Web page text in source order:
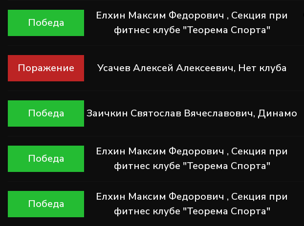
Победа
Елхин Максим Федорович , Секция при
фитнес клубе "Теорема Спорта"
Поражение Усачев Алексей Алексеевич, Нет клуба
Победа Заичкин Святослав Вячеславович, Динамо
Победа
Елхин Максим Федорович , Секция при
фитнес клубе "Теорема Спорта"
Победа
Елхин Максим Федорович , Секция при
фитнес клубе "Теорема Спорта"